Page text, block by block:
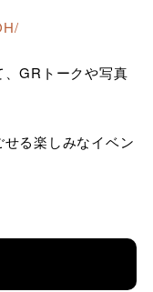
GRトークや写真
る楽しみなイベン